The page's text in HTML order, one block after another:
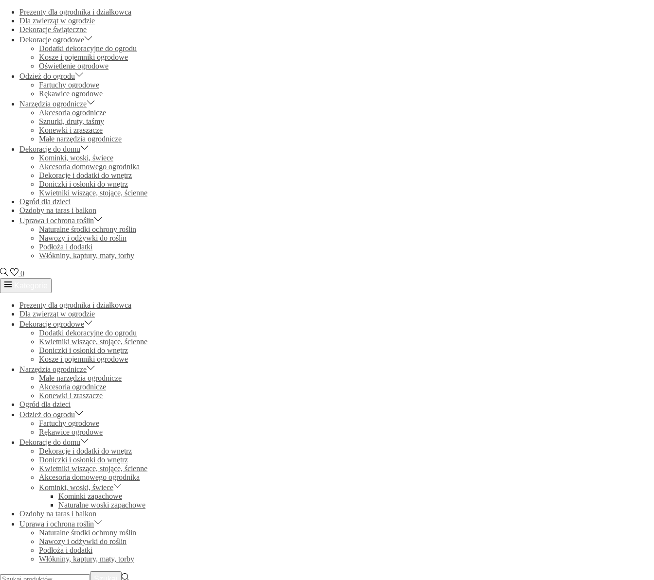
Prezenty dla ogrodnika i działkowca
Dla zwierząt w ogrodzie
Dekoracje świąteczne
Dekoracje ogrodowe
Dodatki dekoracyjne do ogrodu
Kosze i pojemniki ogrodowe
Oświetlenie ogrodowe
Odzież do ogrodu
Fartuchy ogrodowe
Rękawice ogrodowe
Narzędzia ogrodnicze
Akcesoria ogrodnicze
Sznurki, druty, taśmy
Konewki i zraszacze
Małe narzędzia ogrodnicze
Dekoracje do domu
Kominki, woski, świece
Akcesoria domowego ogrodnika
Dekoracje i dodatki do wnętrz
Doniczki i osłonki do wnętrz
Kwietniki wiszące, stojące, ścienne
Ogród dla dzieci
Ozdoby na taras i balkon
Uprawa i ochrona roślin
Naturalne środki ochrony roślin
Nawozy i odżywki do roślin
Podłoża i dodatki
Włókniny, kaptury, maty, torby
0
Prezenty dla ogrodnika i działkowca
Dla zwierząt w ogrodzie
Dekoracje ogrodowe
Dodatki dekoracyjne do ogrodu
Kwietniki wiszące, stojące, ścienne
Doniczki i osłonki do wnętrz
Kosze i pojemniki ogrodowe
Narzędzia ogrodnicze
Małe narzędzia ogrodnicze
Akcesoria ogrodnicze
Konewki i zraszacze
Ogród dla dzieci
Odzież do ogrodu
Fartuchy ogrodowe
Rękawice ogrodowe
Dekoracje do domu
Dekoracje i dodatki do wnętrz
Doniczki i osłonki do wnętrz
Kwietniki wiszące, stojące, ścienne
Akcesoria domowego ogrodnika
Kominki, woski, świece
Kominki zapachowe
Naturalne woski zapachowe
Ozdoby na taras i balkon
Uprawa i ochrona roślin
Naturalne środki ochrony roślin
Nawozy i odżywki do roślin
Podłoża i dodatki
Włókniny, kaptury, maty, torby
Szukać:>